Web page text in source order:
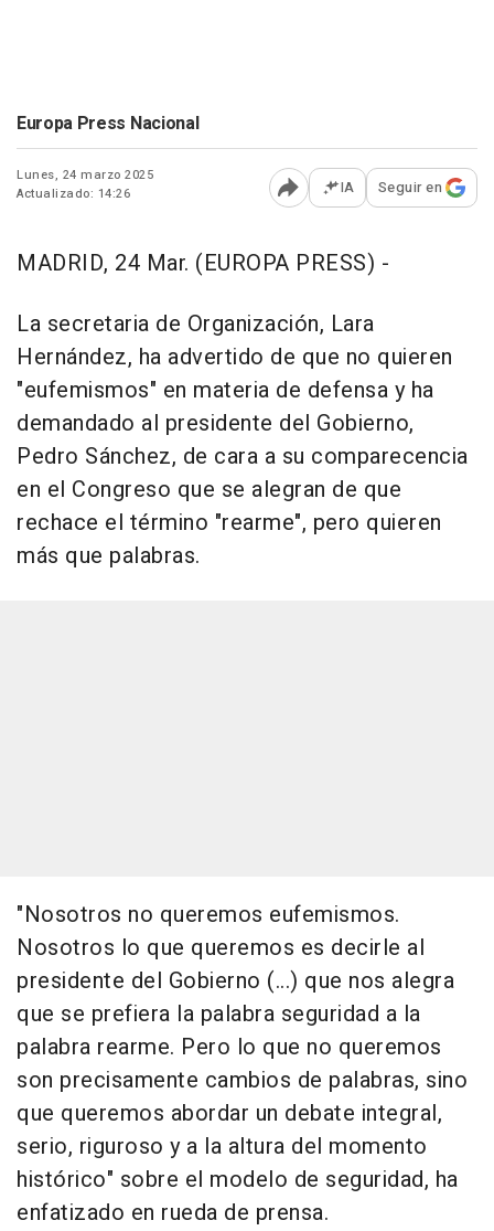
Europa Press Nacional
Lunes, 24 marzo 2025
Actualizado: 14:26
Abrir opciones para
IA Seguir en
MADRID, 24 Mar. (EUROPA PRESS) -
La secretaria de Organización, Lara
Hernández, ha advertido de que no quieren
"eufemismos" en materia de defensa y ha
demandado al presidente del Gobierno,
Pedro Sánchez, de cara a su comparecencia
en el Congreso que se alegran de que
rechace el término "rearme", pero quieren
más que palabras.
"Nosotros no queremos eufemismos.
Nosotros lo que queremos es decirle al
presidente del Gobierno (...) que nos alegra
que se prefiera la palabra seguridad a la
palabra rearme. Pero lo que no queremos
son precisamente cambios de palabras, sino
que queremos abordar un debate integral,
serio, riguroso y a la altura del momento
histórico" sobre el modelo de seguridad, ha
enfatizado en rueda de prensa.